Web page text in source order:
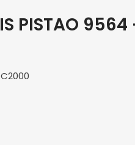
PISTAO 9564